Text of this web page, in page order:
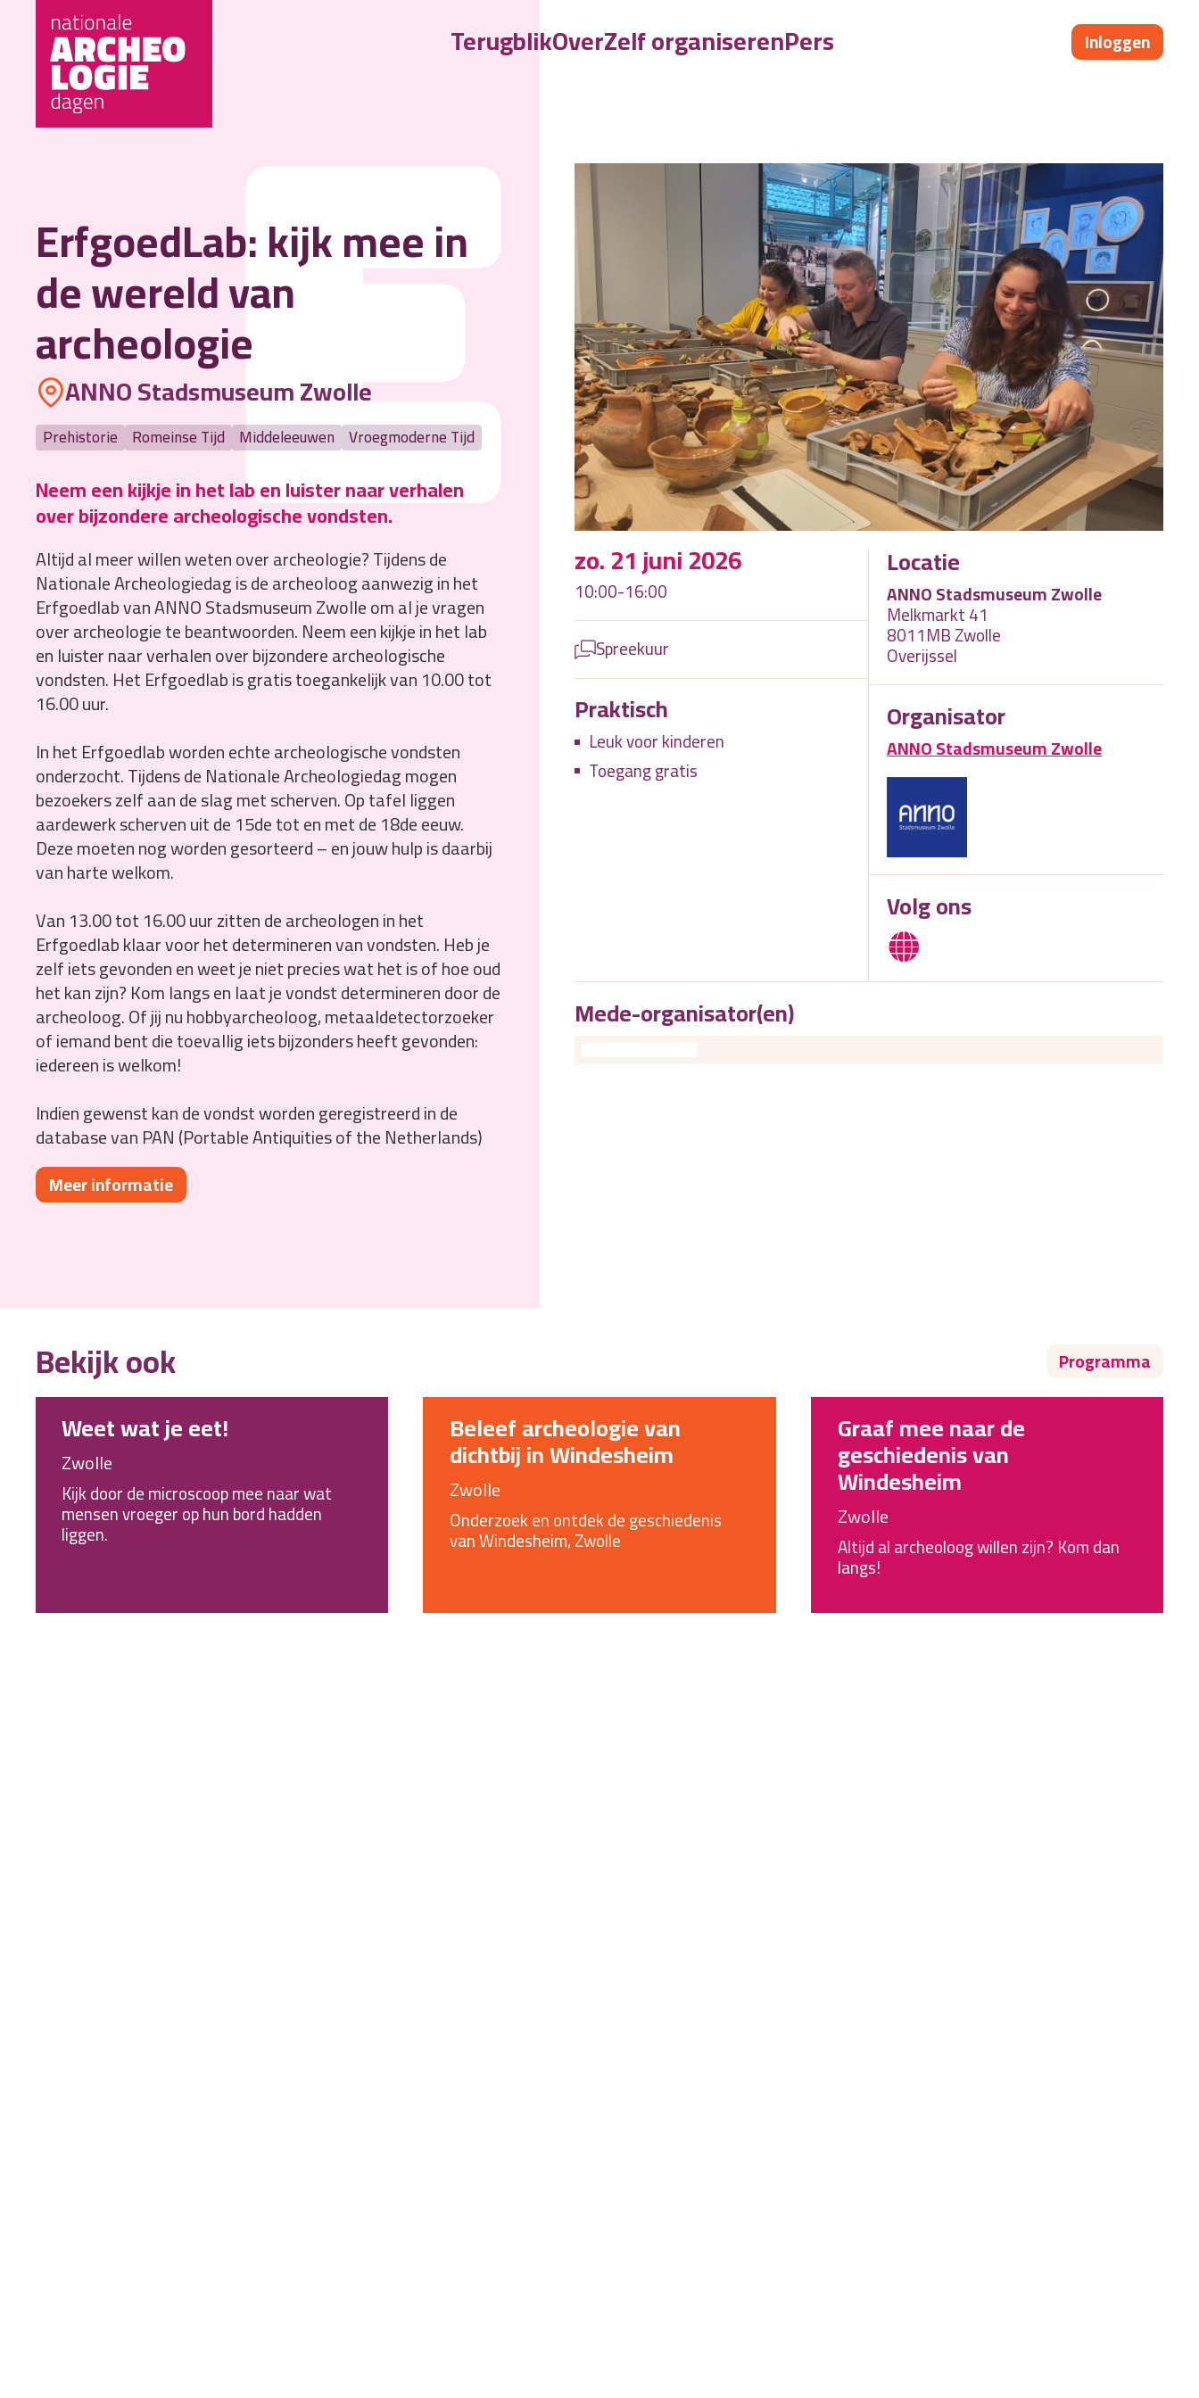
TerugblikOverZelf organiserenPers Inloggen
E
ErfgoedLab: kijk mee in
de wereld van
archeologie
ANNO Stadsmuseum Zwolle
Prehistorie Romeinse Tijd Middeleeuwen Vroegmoderne Tijd
Neem een kijkje in het lab en luister naar verhalen
over bijzondere archeologische vondsten.
Altijd al meer willen weten over archeologie? Tijdens de
Nationale Archeologiedag is de archeoloog aanwezig in het
Erfgoedlab van ANNO Stadsmuseum Zwolle om al je vragen
over archeologie te beantwoorden. Neem een kijkje in het lab
en luister naar verhalen over bijzondere archeologische
vondsten. Het Erfgoedlab is gratis toegankelijk van 10.00 tot
16.00 uur.
In het Erfgoedlab worden echte archeologische vondsten
onderzocht. Tijdens de Nationale Archeologiedag mogen
bezoekers zelf aan de slag met scherven. Op tafel liggen
aardewerk scherven uit de 15de tot en met de 18de eeuw.
Deze moeten nog worden gesorteerd – en jouw hulp is daarbij
van harte welkom.
Van 13.00 tot 16.00 uur zitten de archeologen in het
Erfgoedlab klaar voor het determineren van vondsten. Heb je
zelf iets gevonden en weet je niet precies wat het is of hoe oud
het kan zijn? Kom langs en laat je vondst determineren door de
archeoloog. Of jij nu hobbyarcheoloog, metaaldetectorzoeker
of iemand bent die toevallig iets bijzonders heeft gevonden:
iedereen is welkom!
Indien gewenst kan de vondst worden geregistreerd in de
database van PAN (Portable Antiquities of the Netherlands)
Meer informatie
zo. 21 juni 2026
10:00-16:00
Spreekuur
Praktisch
Leuk voor kinderen
Toegang gratis
Locatie
ANNO Stadsmuseum Zwolle
Melkmarkt 41
8011MB Zwolle
Overijssel
Organisator
ANNO Stadsmuseum Zwolle
Volg ons
Mede-organisator(en)
Bekijk ook Programma
Weet wat je eet!
Zwolle
Kijk door de microscoop mee naar wat
mensen vroeger op hun bord hadden
liggen.
Beleef archeologie van
dichtbij in Windesheim
Zwolle
Onderzoek en ontdek de geschiedenis
van Windesheim, Zwolle
Graaf mee naar de
geschiedenis van
Windesheim
Zwolle
Altijd al archeoloog willen zijn? Kom dan
langs!